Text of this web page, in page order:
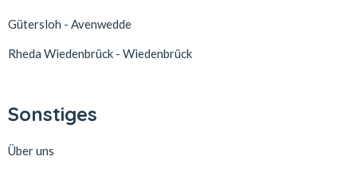
Gütersloh - Avenwedde
Rheda Wiedenbrück - Wiedenbrück
Sonstiges
Über uns